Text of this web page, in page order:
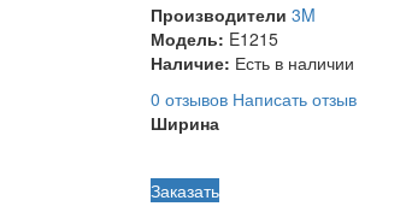
Производители 3M
Модель: E1215
Наличие: Есть в наличии
0 отзывов Написать отзыв
Ширина
Заказать